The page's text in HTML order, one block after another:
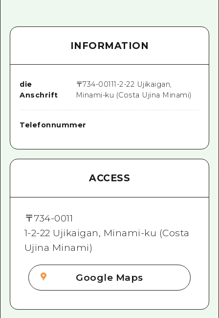
INFORMATION
die
Anschrift
〒734-00111-2-22 Ujikaigan,
Minami-ku (Costa Ujina Minami)
Telefonnummer
-
ACCESS
〒734-0011
1-2-22 Ujikaigan, Minami-ku (Costa
Ujina Minami)
Google Maps